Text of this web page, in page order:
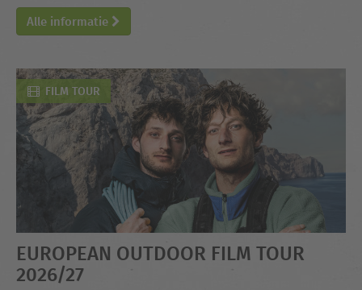
Alle informatie
FILM TOUR
EUROPEAN OUTDOOR FILM TOUR
2026/27